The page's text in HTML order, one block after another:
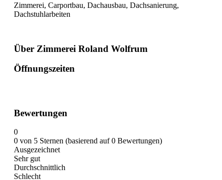
Zimmerei, Carportbau, Dachausbau, Dachsanierung,
Dachstuhlarbeiten
Über Zimmerei Roland Wolfrum
Öffnungszeiten
Bewertungen
0
0 von 5 Sternen (basierend auf 0 Bewertungen)
Ausgezeichnet
Sehr gut
Durchschnittlich
Schlecht